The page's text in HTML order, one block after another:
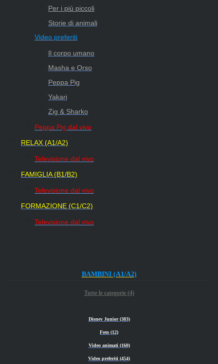
Per i più piccoli
Storie di animali
Video preferiti
Il corpo umano
Masha e Orso
Peppa Pig
Yakari
Zig & Sharko
Peppa Pig dal vivo
RELAX (A1/A2)
Televisione dal vivo
FAMIGLIA (B1/B2)
Televisione dal vivo
FORMAZIONE (C1/C2)
Televisione dal vivo
BAMBINI (A1/A2)
Tutte le categorie (4)
Disney Junior (383)
Foto (12)
Video animati (160)
Video preferiti (454)